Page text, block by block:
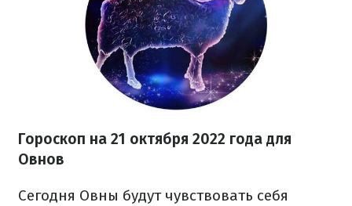
Гороскоп на 21 октября 2022 года для
Овнов
Сегодня Овны будут чувствовать себя